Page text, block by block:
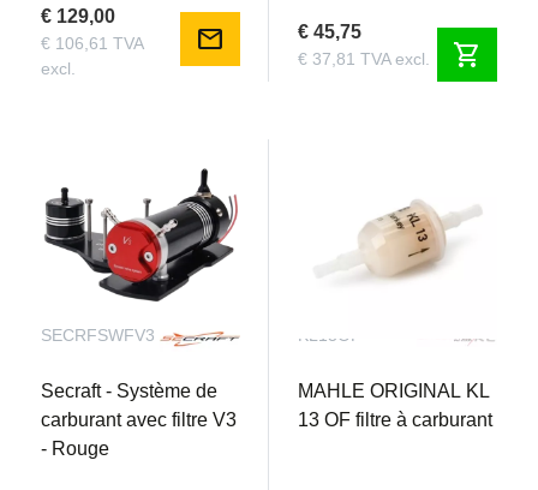
€ 129,00
€ 106,61 TVA
excl.
mail € 45,75
€ 37,81 TVA excl. shopping_cart
SECRFSWFV3
Secraft - Système de
carburant avec filtre V3
- Rouge
KL13OF
MAHLE ORIGINAL KL
13 OF filtre à carburant